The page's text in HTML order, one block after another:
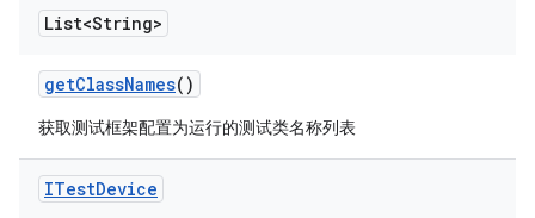
List<String>
getClassNames()
获取测试框架配置为运行的测试类名称列表
ITestDevice